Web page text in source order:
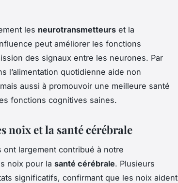
les neurotransmetteurs et la
peut améliorer les fonctions
des signaux entre les neurones. Par
l’alimentation quotidienne aide non
aussi à promouvoir une meilleure santé
fonctions cognitives saines.
noix et la santé cérébrale
ont largement contribué à notre
noix pour la santé cérébrale. Plusieurs
significatifs, confirmant que les noix aident